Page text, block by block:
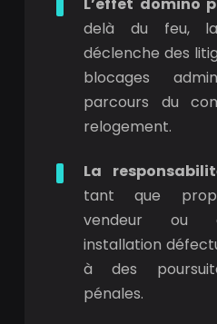
delà du feu, la
déclenche des
blocages
parcours du
relogement.
La
tant que
vendeur ou
installation
à des
pénales.